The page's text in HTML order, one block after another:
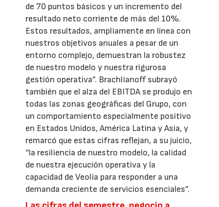
de 70 puntos básicos y un incremento del
resultado neto corriente de más del 10%.
Estos resultados, ampliamente en línea con
nuestros objetivos anuales a pesar de un
entorno complejo, demuestran la robustez
de nuestro modelo y nuestra rigurosa
gestión operativa”. Brachlianoff subrayó
también que el alza del EBITDA se produjo en
todas las zonas geográficas del Grupo, con
un comportamiento especialmente positivo
en Estados Unidos, América Latina y Asia, y
remarcó que estas cifras reflejan, a su juicio,
“la resiliencia de nuestro modelo, la calidad
de nuestra ejecución operativa y la
capacidad de Veolia para responder a una
demanda creciente de servicios esenciales”.